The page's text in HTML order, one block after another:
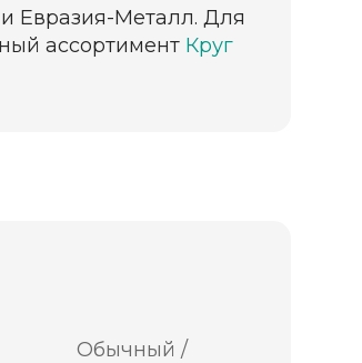
Евразия-Металл. Для
ассортимент Круг
Обычный /